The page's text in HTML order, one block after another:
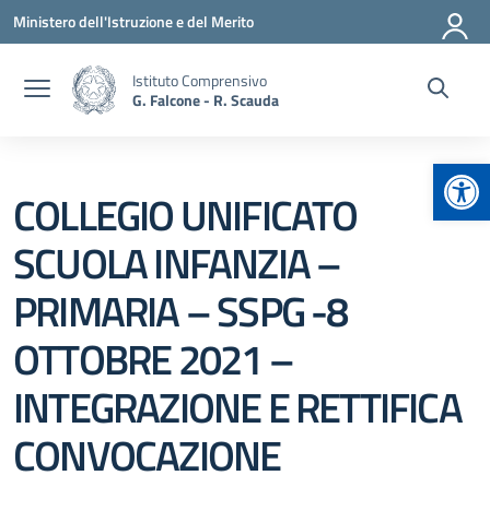
Vai ai contenuti
Vai al menu di navigazione
Vai al footer
Ministero dell'Istruzione e del Merito
Istituto Comprensivo
G. Falcone - R. Scauda
COLLEGIO UNIFICATO
SCUOLA INFANZIA –
PRIMARIA – SSPG -8
OTTOBRE 2021 –
INTEGRAZIONE E RETTIFICA
CONVOCAZIONE